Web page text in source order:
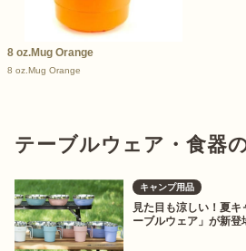
8 oz.Mug Orange
8 oz.Mug Orange
テーブルウェア・食器
キャンプ用品
見た目も涼しい！夏
ーブルウェア」が新登